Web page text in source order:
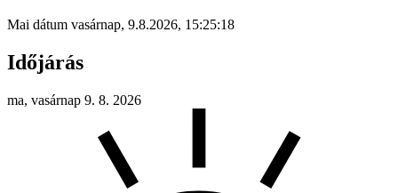
Mai dátum vasárnap, 9.8.2026, 15:25:18
Időjárás
ma, vasárnap 9. 8. 2026